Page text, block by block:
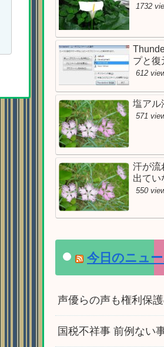
1732
プと復
612
塩アル
571
汗が流
出てい
550
今日のニュー
声優らの声も権利保
国税不祥事 前例ない